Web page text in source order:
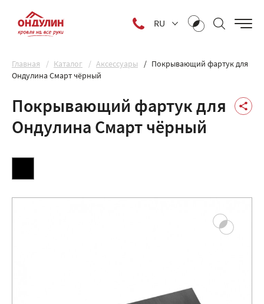
RU
Главная Каталог Аксессуары
Покрывающий фартук для
Ондулина Смарт чёрный
Покрывающий фартук для
Ондулина Смарт чёрный